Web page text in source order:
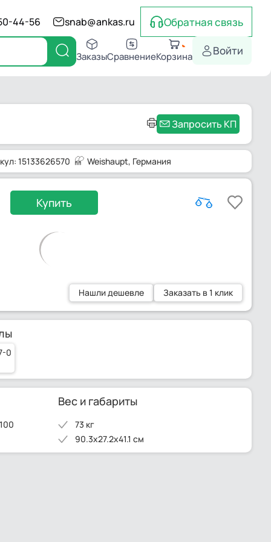
44-56 snab@ankas.ru Обратная связь
ЗаказыСравнениеКорзина Войти
Запросить КП
15133626570 Weishaupt, Германия
Купить
Нашли дешевле Заказать в 1 клик
0
Вес и габариты
73 кг
90.3x27.2x41.1 см